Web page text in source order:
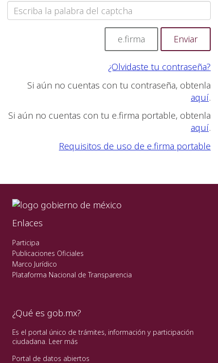
e.firma
¿Olvidaste tu contraseña?
Si aún no cuentas con tu contraseña, obtenla
aquí.
Si aún no cuentas con tu e.firma portable, obtenla
aquí.
Requisitos de uso de e.firma portable
Enlaces
Participa
Publicaciones Oficiales
Marco Jurídico
Plataforma Nacional de Transparencia
¿Qué es gob.mx?
Es el portal único de trámites, información y participación
ciudadana. Leer más
Portal de datos abiertos